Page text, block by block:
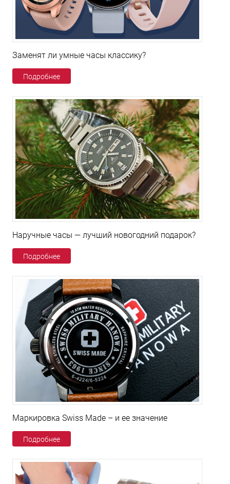
Заменят ли умные часы классику?
Подробнее
Наручные часы — лучший новогодний подарок?
Подробнее
Маркировка Swiss Made – и ее значение
Подробнее